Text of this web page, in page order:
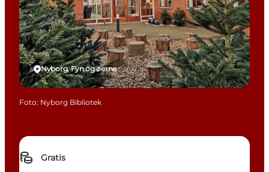
Gratis
Nyborg, Fyn og øerne
Foto: Nyborg Bibliotek